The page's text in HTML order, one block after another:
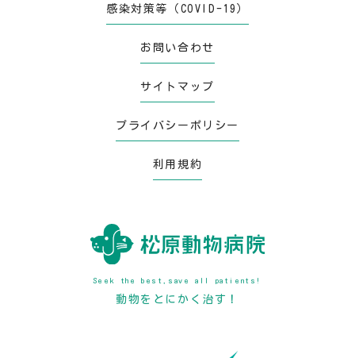
感染対策等（COVID-19）
お問い合わせ
サイトマップ
プライバシーポリシー
利用規約
Seek the best,save all patients!
動物をとにかく治す！